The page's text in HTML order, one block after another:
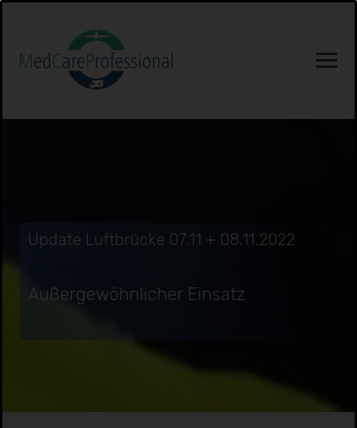
Update Luftbrücke 07.11 + 08.11.2022
Außergewöhnlicher Einsatz